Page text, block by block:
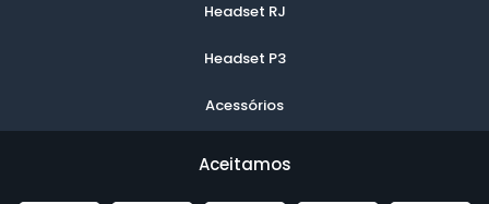
Headset RJ
Headset P3
Acessórios
Aceitamos